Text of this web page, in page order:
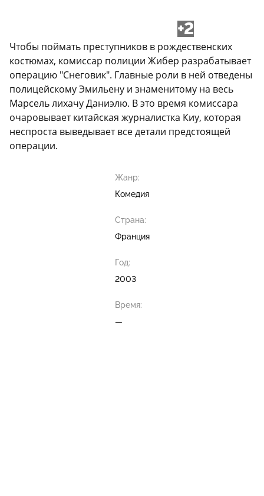
+2
Чтобы поймать преступников в рождественских
костюмах, комиссар полиции Жибер разрабатывает
операцию "Снеговик". Главные роли в ней отведены
полицейскому Эмильену и знаменитому на весь
Марсель лихачу Даниэлю. В это время комиссара
очаровывает китайская журналистка Киу, которая
неспроста выведывает все детали предстоящей
операции.
Жанр:
Комедия
Страна:
Франция
Год:
2003
Время:
—